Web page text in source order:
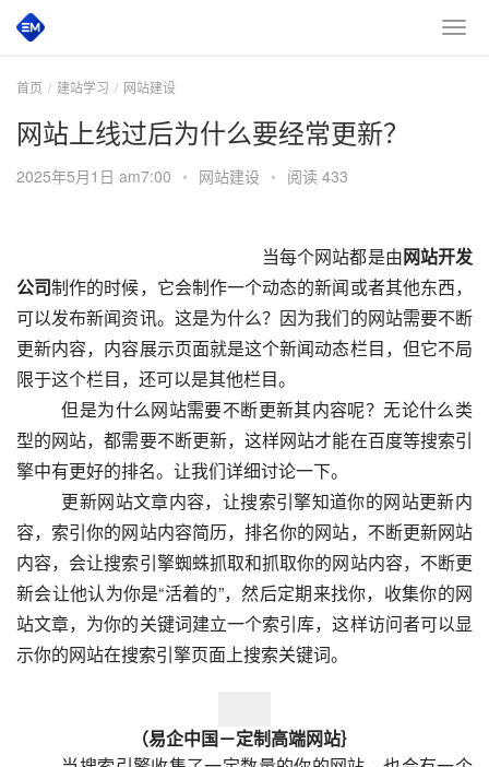
首页 建站学习 网站建设
网站上线过后为什么要经常更新？
2025年5月1日 am7:00 • 网站建设 • 阅读 433
当每个网站都是由网站开发
公司制作的时候，它会制作一个动态的新闻或者其他东西，
可以发布新闻资讯。这是为什么？因为我们的网站需要不断
更新内容，内容展示页面就是这个新闻动态栏目，但它不局
限于这个栏目，还可以是其他栏目。
型的网站，都需要不断更新，这样网站才能在百度等搜索引
擎中有更好的排名。让我们详细讨论一下。
容，索引你的网站内容简历，排名你的网站，不断更新网站
内容，会让搜索引擎蜘蛛抓取和抓取你的网站内容，不断更
新会让他认为你是“活着的”，然后定期来找你，收集你的网
站文章，为你的关键词建立一个索引库，这样访问者可以显
示你的网站在搜索引擎页面上搜索关键词。
（易企中国－定制高端网站｝